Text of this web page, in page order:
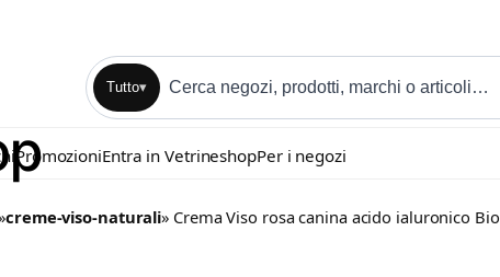
Tutto▾
PromozioniEntra in VetrineshopPer i negozi
creme-viso-naturali» Crema Viso rosa canina acido ialuronico Bio